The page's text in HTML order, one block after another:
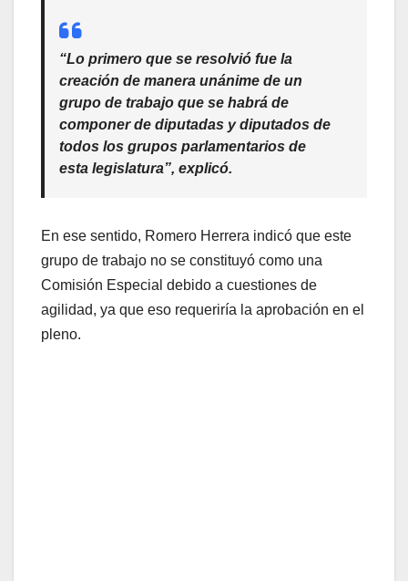
“Lo primero que se resolvió fue la
creación de manera unánime de un
grupo de trabajo que se habrá de
componer de diputadas y diputados de
todos los grupos parlamentarios de
esta legislatura”, explicó.
En ese sentido, Romero Herrera indicó que este
grupo de trabajo no se constituyó como una
Comisión Especial debido a cuestiones de
agilidad, ya que eso requeriría la aprobación en el
pleno.